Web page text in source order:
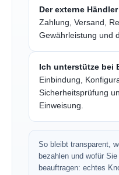
Der externe
Zahlung, Versand,
Gewährleistung und
Ich unterstütze bei
Einbindung,
Sicherheitsprüfung
Einweisung.
So bleibt transparent,
bezahlen und wofür
beauftragen: echtes